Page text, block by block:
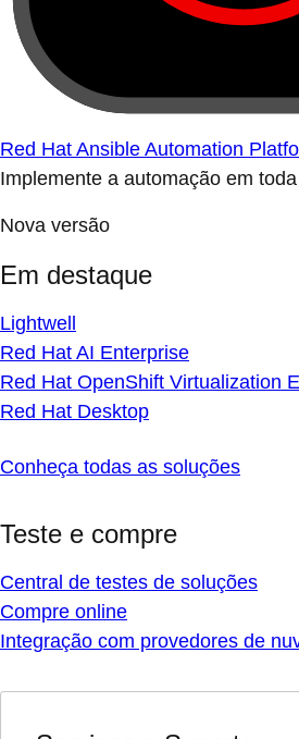
Red Hat Ansible Automation
Implemente a automação em
Nova versão
Em destaque
Lightwell
Red Hat AI Enterprise
Red Hat OpenShift Virtualization
Red Hat Desktop
Conheça todas as soluções
Teste e compre
Central de testes de soluções
Compre online
Integração com provedores de